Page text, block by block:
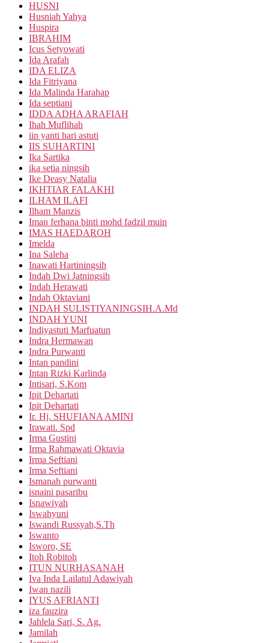
HUSNI
Husniah Yahya
Huspira
IBRAHIM
Icus Setyowati
Ida Arafah
IDA ELIZA
Ida Fitriyana
Ida Malinda Harahap
Ida septiani
IDDA ADHA ARAFIAH
Ihah Muflihah
iin yanti hari astuti
IIS SUHARTINI
Ika Sartika
ika setia ningsih
Ike Deasy Natalia
IKHTIAR FALAKHI
ILHAM ILAFI
Ilham Manzis
Iman ferhana binti mohd fadzil muin
IMAS HAEDAROH
Imelda
Ina Saleha
Inawati Hartiningsih
Indah Dwi Jatningsih
Indah Herawati
Indah Oktaviani
INDAH SULISTIYANINGSIH.A.Md
INDAH YUNI
Indiyastuti Marfuatun
Indra Hermawan
Indra Purwanti
Intan pandini
Intan Rizki Karlinda
Intisari, S.Kom
Ipit Dehartati
Ipit Dehartati
Ir. Hj. SHUFIANA AMINI
Irawati. Spd
Irma Gustini
Irma Rahmawati Oktavia
Irma Seftiani
Irma Seftiani
Ismanah purwanti
isnaini pasaribu
Isnawiyah
Iswahyuni
Iswandi Russyah,S.Th
Iswanto
Isworo, SE
Itoh Robitoh
ITUN NURHASANAH
Iva Inda Lailatul Adawiyah
Iwan nazili
IYUS AFRIANTI
iza fauzira
Jahlela Sari, S. Ag.
Jamilah